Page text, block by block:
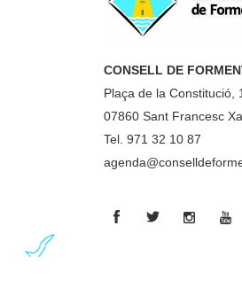
CONSELL DE
Plaça de la Constitució, 1
07860 Sant Francesc
Tel. 971 32 10 87